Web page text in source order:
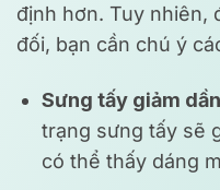
định hơn. Tuy nhiên,
đối, bạn cần chú ý
Sưng tấy giảm dần
trạng sưng tấy sẽ
có thể thấy dáng